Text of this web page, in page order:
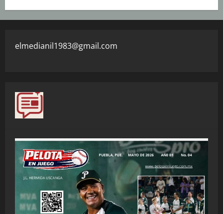
elmedianil1983@gmail.com